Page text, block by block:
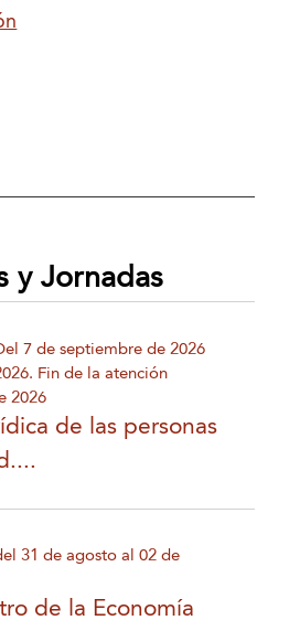
y Jornadas
7 de septiembre de 2026
Fin de la atención
2026
de las personas
31 de agosto al 02 de
de la Economía